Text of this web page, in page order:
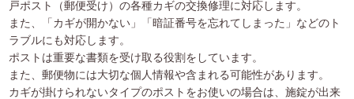
戸ポスト（郵便受け）の各種カギの交換修理に対応します。
また、「カギが開かない」「暗証番号を忘れてしまった」などのト
ラブルにも対応します。
ポストは重要な書類を受け取る役割をしています。
また、郵便物には大切な個人情報や含まれる可能性があります。
カギが掛けられないタイプのポストをお使いの場合は、施錠が出来